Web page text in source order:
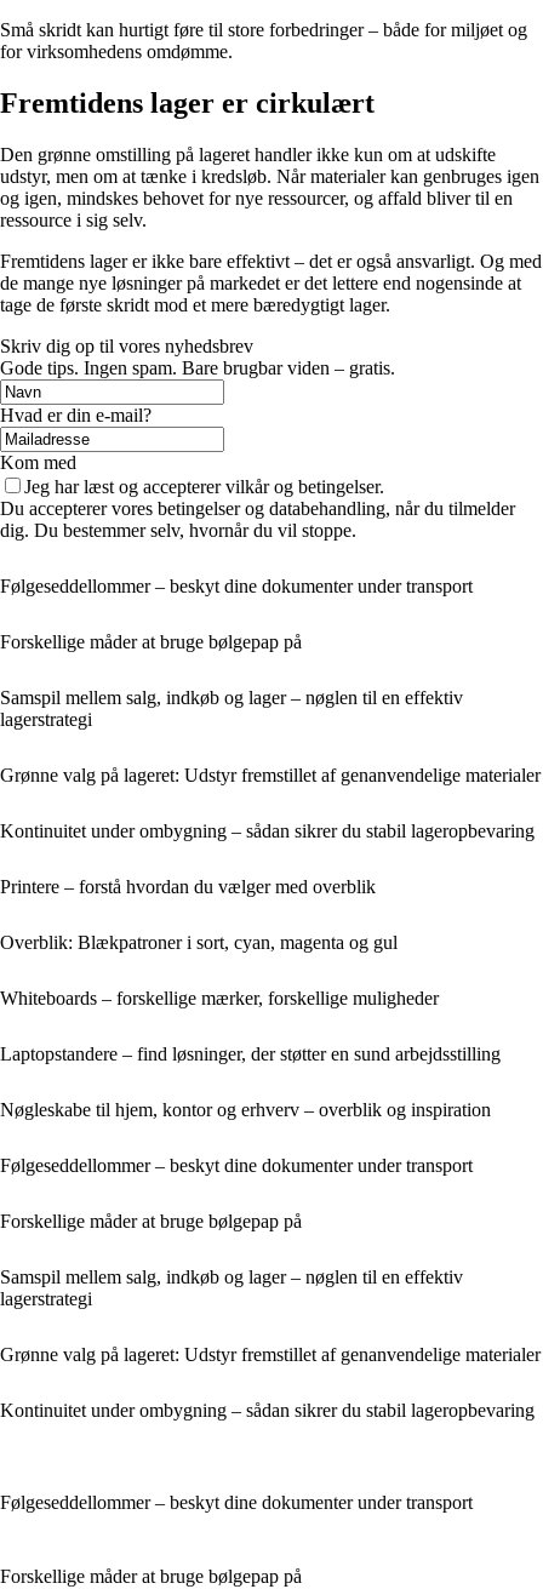
Små skridt kan hurtigt føre til store forbedringer – både for miljøet og
for virksomhedens omdømme.
Fremtidens lager er cirkulært
Den grønne omstilling på lageret handler ikke kun om at udskifte
udstyr, men om at tænke i kredsløb. Når materialer kan genbruges igen
og igen, mindskes behovet for nye ressourcer, og affald bliver til en
ressource i sig selv.
Fremtidens lager er ikke bare effektivt – det er også ansvarligt. Og med
de mange nye løsninger på markedet er det lettere end nogensinde at
tage de første skridt mod et mere bæredygtigt lager.
Skriv dig op til vores nyhedsbrev
Gode tips. Ingen spam. Bare brugbar viden – gratis.
Hvad er din e-mail?
Kom med
Jeg har læst og accepterer vilkår og betingelser.
Du accepterer vores betingelser og databehandling, når du tilmelder
dig. Du bestemmer selv, hvornår du vil stoppe.
Følgeseddellommer – beskyt dine dokumenter under transport
Forskellige måder at bruge bølgepap på
Samspil mellem salg, indkøb og lager – nøglen til en effektiv
lagerstrategi
Grønne valg på lageret: Udstyr fremstillet af genanvendelige materialer
Kontinuitet under ombygning – sådan sikrer du stabil lageropbevaring
Printere – forstå hvordan du vælger med overblik
Overblik: Blækpatroner i sort, cyan, magenta og gul
Whiteboards – forskellige mærker, forskellige muligheder
Laptopstandere – find løsninger, der støtter en sund arbejdsstilling
Nøgleskabe til hjem, kontor og erhverv – overblik og inspiration
Følgeseddellommer – beskyt dine dokumenter under transport
Forskellige måder at bruge bølgepap på
Samspil mellem salg, indkøb og lager – nøglen til en effektiv
lagerstrategi
Grønne valg på lageret: Udstyr fremstillet af genanvendelige materialer
Kontinuitet under ombygning – sådan sikrer du stabil lageropbevaring
Følgeseddellommer – beskyt dine dokumenter under transport
Forskellige måder at bruge bølgepap på